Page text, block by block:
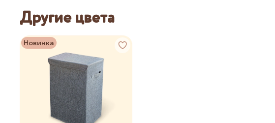
Другие цвета
Новинка